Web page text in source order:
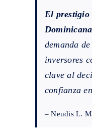
El prestigio
demanda
inversores
clave al
confianza
– Neudis L.